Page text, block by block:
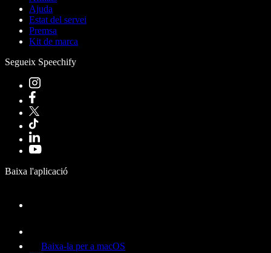
Ajuda
Estat del servei
Premsa
Kit de marca
Segueix Speechify
Baixa l'aplicació
Baixa-la per a macOS